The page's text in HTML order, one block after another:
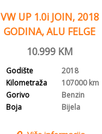
VW UP 1.0i JOIN, 2018
GODINA, ALU FELGE
KLIMA
10.999KM
Godište
2018
Kilometraža
107000 km
Gorivo
Benzin
Boja
Bijela